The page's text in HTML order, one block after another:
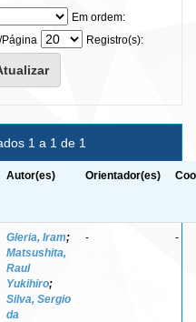
Em ordem:
Registro(s):
1 a 1 de 1
Autor(es) Orientador(es)
Gleria, Iram;
Matsushita,
Raul
Yukihiro;
Silva, Sergio
da
- -